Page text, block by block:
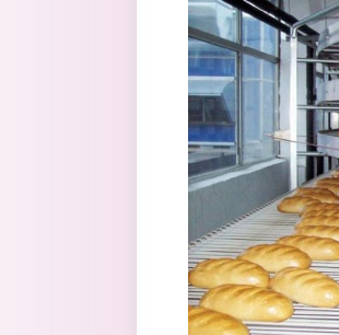
Перейти к основному содержанию